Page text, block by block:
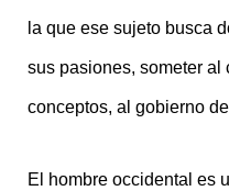
la que ese sujeto busca
sus pasiones, someter al
conceptos, al gobierno
El hombre occidental es